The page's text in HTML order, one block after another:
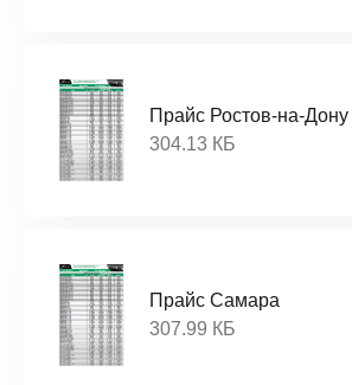
Прайс Ростов-на-Дону
304.13 КБ
Прайс Самара
307.99 КБ